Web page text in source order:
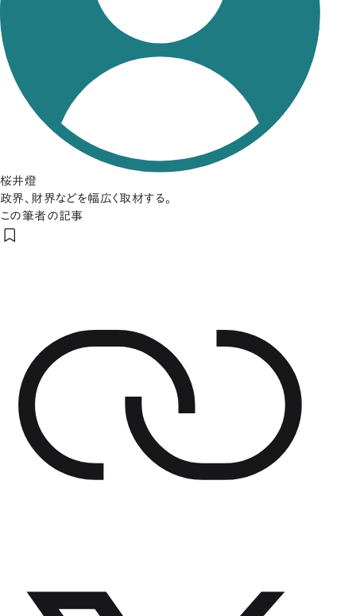
桜井燈
政界、財界などを幅広く取材する。
この筆者の記事